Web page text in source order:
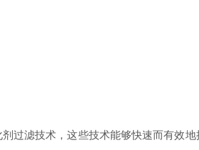
滤技术，这些技术能够快速而有效